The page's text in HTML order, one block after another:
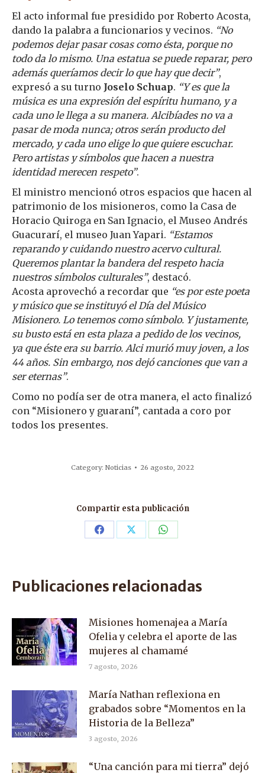
El acto informal fue presidido por Roberto Acosta,
dando la palabra a funcionarios y vecinos. “No
podemos dejar pasar cosas como ésta, porque no
todo da lo mismo. Una estatua se puede reparar, pero
además queríamos decir lo que hay que decir”,
expresó a su turno Joselo Schuap. “Y es que la
música es una expresión del espíritu humano, y a
cada uno le llega a su manera. Alcibíades no va a
pasar de moda nunca; otros serán producto del
mercado, y cada uno elige lo que quiere escuchar.
Pero artistas y símbolos que hacen a nuestra
identidad merecen respeto”.
El ministro mencionó otros espacios que hacen al
patrimonio de los misioneros, como la Casa de
Horacio Quiroga en San Ignacio, el Museo Andrés
Guacurarí, el museo Juan Yapari. “Estamos
reparando y cuidando nuestro acervo cultural.
Queremos plantar la bandera del respeto hacia
nuestros símbolos culturales”, destacó.
Acosta aprovechó a recordar que “es por este poeta
y músico que se instituyó el Día del Músico
Misionero. Lo tenemos como símbolo. Y justamente,
su busto está en esta plaza a pedido de los vecinos,
ya que éste era su barrio. Alci murió muy joven, a los
44 años. Sin embargo, nos dejó canciones que van a
ser eternas”.
Como no podía ser de otra manera, el acto finalizó
con “Misionero y guaraní”, cantada a coro por
todos los presentes.
Category: Noticias 26 agosto, 2022
Compartir esta publicación
Share Share Share
Publicaciones relacionadas
Misiones homenajea a María
Ofelia y celebra el aporte de las
mujeres al chamamé
7 agosto, 2026
María Nathan reflexiona en
grabados sobre “Momentos en la
Historia de la Belleza”
3 agosto, 2026
“Una canción para mi tierra” dejó